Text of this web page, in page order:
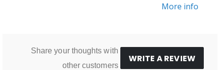
More info
WRITE A REVIEW
Share your thoughts with
other customers